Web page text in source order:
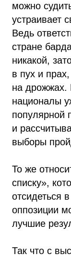
можно
устраивает
Ведь
стране
никакой,
в пух и
на дрожжах.
националы
популярной
и
выборы
То же
списку»,
отсидеться
оппозиции
лучшие
Так что с